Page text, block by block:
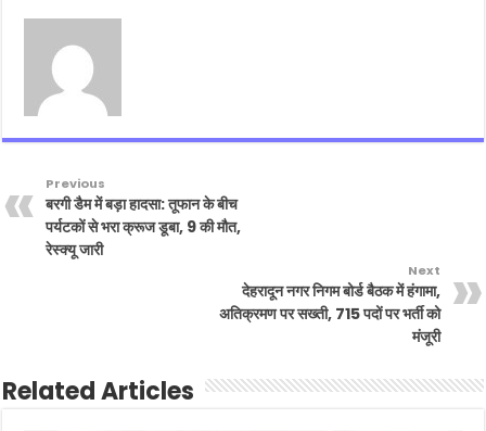
Previous
बरगी डैम में बड़ा हादसा: तूफान के बीच
पर्यटकों से भरा क्रूज डूबा, 9 की मौत,
रेस्क्यू जारी
Next
देहरादून नगर निगम बोर्ड बैठक में हंगामा,
अतिक्रमण पर सख्ती, 715 पदों पर भर्ती को
मंजूरी
Related Articles